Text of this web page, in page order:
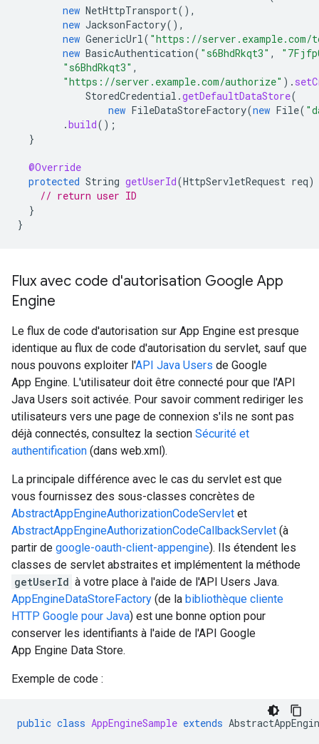
new NetHttpTransport(),
new JacksonFactory(),
new GenericUrl( "https://server.example.com/
new BasicAuthentication( "s6BhdRkqt3" ,
"s6BhdRkqt3" ,
"https://server.example.com/authorize" ).
StoredCredential .getDefaultDataStore(
new FileDataStoreFactory(new File(
.build();
}
@Override
protected String getUserId(HttpServletRequest req)
// return user ID
}
}
Flux avec code d'autorisation Google App
Engine
Le flux de code d'autorisation sur App Engine est presque
identique au flux de code d'autorisation du servlet, sauf que
nous pouvons exploiter l'API Java Users de Google
App Engine. L'utilisateur doit être connecté pour que l'API
Java Users soit activée. Pour savoir comment rediriger les
utilisateurs vers une page de connexion s'ils ne sont pas
déjà connectés, consultez la section Sécurité et
authentification (dans web.xml).
La principale différence avec le cas du servlet est que
vous fournissez des sous-classes concrètes de
AbstractAppEngineAuthorizationCodeServlet et
AbstractAppEngineAuthorizationCodeCallbackServlet (à
partir de google-oauth-client-appengine). Ils étendent les
classes de servlet abstraites et implémentent la méthode
getUserId à votre place à l'aide de l'API Users Java.
AppEngineDataStoreFactory (de la bibliothèque cliente
HTTP Google pour Java) est une bonne option pour
conserver les identifiants à l'aide de l'API Google
App Engine Data Store.
Exemple de code :
public class AppEngineSample extends